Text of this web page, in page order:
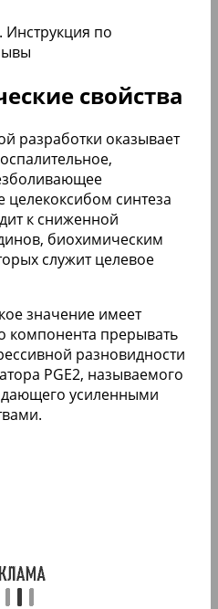
свойства
разработки оказывает
целекоксибом синтеза
к сниженной
биохимическим
служит целевое
значение имеет
компонента прерывать
разновидности
PGE2, называемого
усиленными